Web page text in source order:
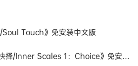
/Soul Touch》免安装中文版
《天平游戏1:抉择/Inner Scales 1：Choice》免安装中文版